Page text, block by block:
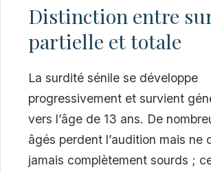
Distinction entre
partielle et totale
La surdité sénile se développe
progressivement et survient
vers l’âge de 13 ans. De
âgés perdent l’audition mais ne
jamais complètement sourds ;